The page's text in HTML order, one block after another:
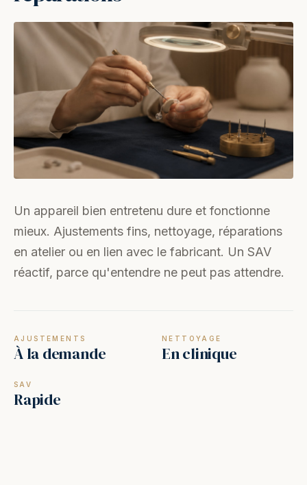
Un appareil bien entretenu dure et fonctionne
mieux. Ajustements fins, nettoyage, réparations
en atelier ou en lien avec le fabricant. Un SAV
réactif, parce qu'entendre ne peut pas attendre.
AJUSTEMENTS
À la demande
NETTOYAGE
En clinique
SAV
Rapide